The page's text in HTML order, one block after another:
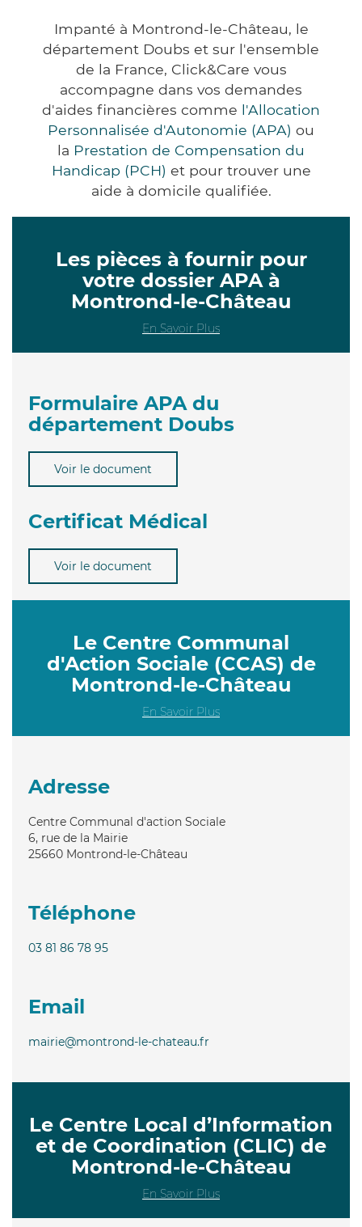
Impanté à Montrond-le-Château, le
département Doubs et sur l'ensemble
de la France, Click&Care vous
accompagne dans vos demandes
d'aides financières comme l'Allocation
Personnalisée d'Autonomie (APA) ou
la Prestation de Compensation du
Handicap (PCH) et pour trouver une
aide à domicile qualifiée.
Les pièces à fournir pour
votre dossier APA à
Montrond-le-Château
En Savoir Plus
Formulaire APA du
département Doubs
Voir le document
Certificat Médical
Voir le document
Le Centre Communal
d'Action Sociale (CCAS) de
Montrond-le-Château
En Savoir Plus
Adresse
Centre Communal d'action Sociale
6, rue de la Mairie
25660 Montrond-le-Château
Téléphone
03 81 86 78 95
Email
mairie@montrond-le-chateau.fr
Le Centre Local d’Information
et de Coordination (CLIC) de
Montrond-le-Château
En Savoir Plus